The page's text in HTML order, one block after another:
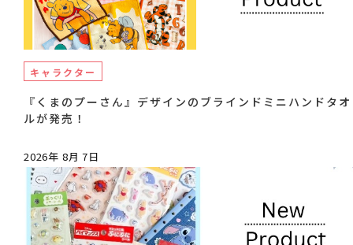
キャラクター
『くまのプーさん』デザインのブラインドミニハンドタオ
ルが発売！
2026年 8月 7日